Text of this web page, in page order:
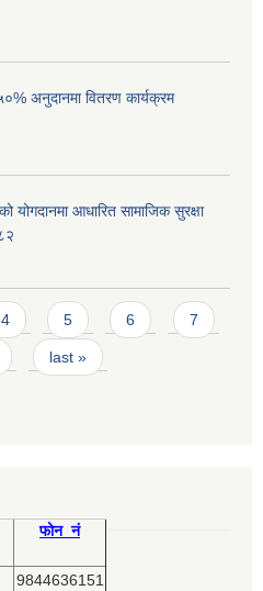
अनुदानमा वितरण कार्यक्रम
योगदानमा आधारित सामाजिक सुरक्षा
4 5 6 7
last »
फोन नं
9844636151